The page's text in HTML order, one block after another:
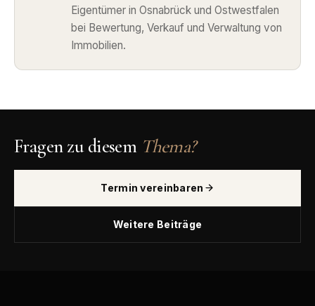
Eigentümer in Osnabrück und Ostwestfalen
bei Bewertung, Verkauf und Verwaltung von
Immobilien.
Fragen zu diesem Thema?
Termin vereinbaren
Weitere Beiträge